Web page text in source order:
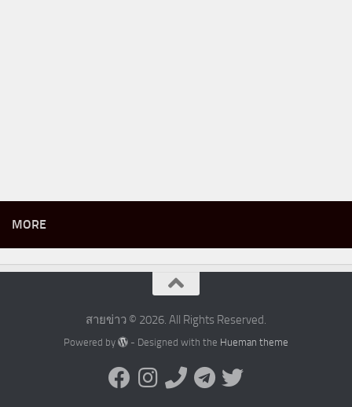
MORE
สายข่าว © 2026. All Rights Reserved.
Powered by - Designed with the Hueman theme